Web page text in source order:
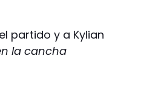
partido y a Kylian
la cancha